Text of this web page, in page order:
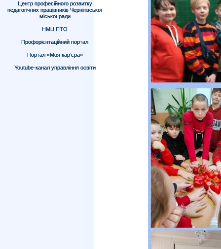
Центр професійного розвитку
педагогічних працівників Чернігівської
міської ради
НМЦ ПТО
Профорієнтаційний портал
Портал «Моя кар’єра»
Youtube-канал управління освіти